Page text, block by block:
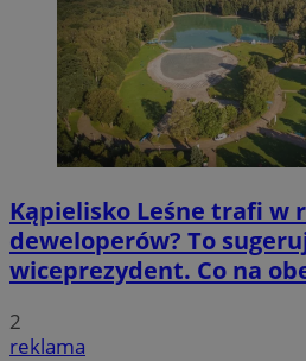
Kąpielisko Leśne trafi w
deweloperów? To
wiceprezydent. Co na
2
reklama